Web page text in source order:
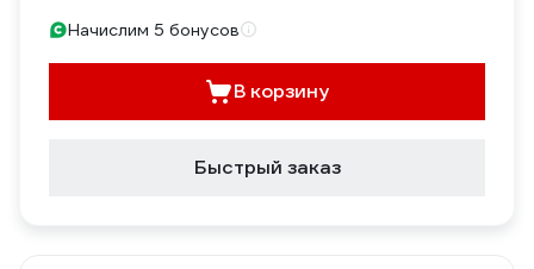
Начислим 5 бонусов
В корзину
Быстрый заказ